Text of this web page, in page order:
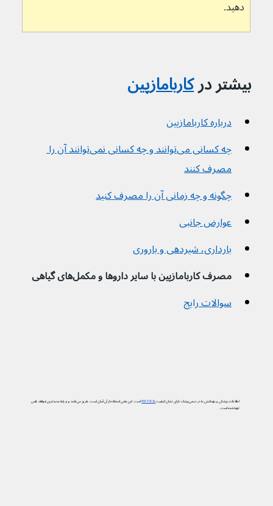
دهید.
بیشتر درکاربامازپین
درباره کاربامازپین
چه کسانی می‌توانند و چه کسانی نمی‌توانند آن را
مصرف کنند
چگونه و چه زمانی آن را مصرف کنید
عوارض جانبی
بارداری، شیردهی و باروری
مصرف کاربامازپین با سایر داروها و مکمل‌های گیاهی
سوالات رایج
اطلاعات پزشکی و بهداشتی ما در دیجی‌پزشک دارای نشان کیفیتPIF TICKاست. این یعنی استفاده از آن آسان است، به‌روز می‌باشد و بر پایه جدیدترین شواهد علمی
تهیه شده است.